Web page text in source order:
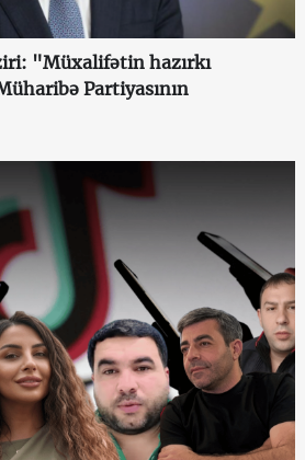
"Müxalifətin hazırkı
Partiyasının